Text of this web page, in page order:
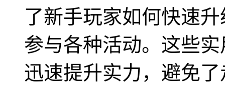
了新手玩家如何快速
参与各种活动。这些
迅速提升实力，避免